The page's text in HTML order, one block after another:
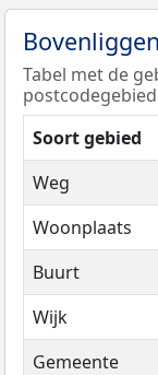
Tabel met de
Soort gebied
Weg
Woonplaats
Buurt
Wijk
Gemeente